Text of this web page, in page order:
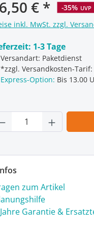
€ -35% UVP
inkl. MwSt. zzgl.
1-3 Tage
Versandart: Paketdienst
*zzgl. Versandkosten-Tarif:
Express-Option: Bis 13.00
Anzahl:
zum Artikel
Garantie &